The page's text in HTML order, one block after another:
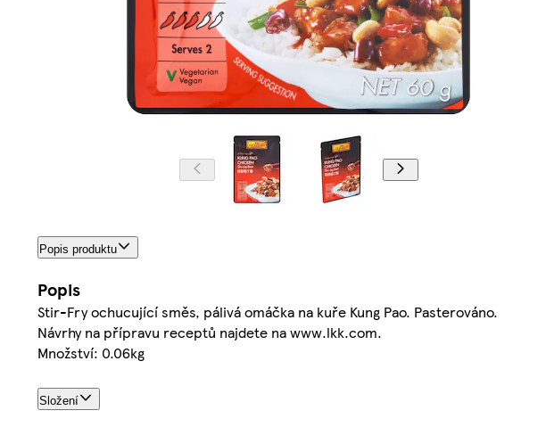
Popis produktu
Popis
Stir-Fry ochucující směs, pálivá omáčka na kuře Kung Pao. Pasterováno.
Návrhy na přípravu receptů najdete na www.lkk.com.
Množství: 0.06kg
Složení